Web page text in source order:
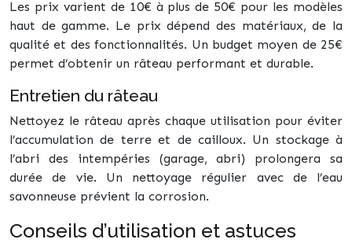
Les prix varient de 10€ à plus de 50€ pour les modèles
haut de gamme. Le prix dépend des matériaux, de la
qualité et des fonctionnalités. Un budget moyen de 25€
permet d’obtenir un râteau performant et durable.
Entretien du râteau
Nettoyez le râteau après chaque utilisation pour éviter
l’accumulation de terre et de cailloux. Un stockage à
l’abri des intempéries (garage, abri) prolongera sa
durée de vie. Un nettoyage régulier avec de l’eau
savonneuse prévient la corrosion.
Conseils d’utilisation et astuces